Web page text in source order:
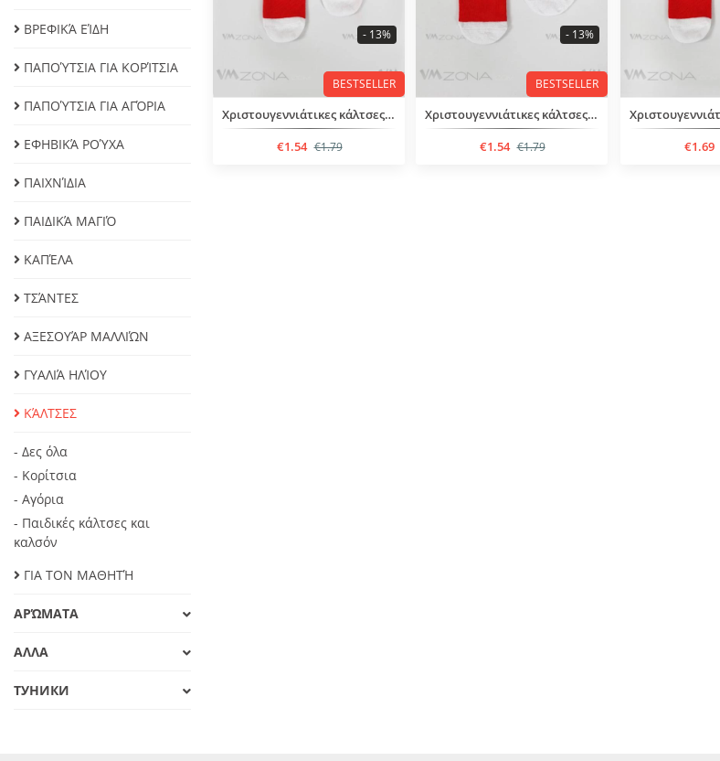
ΒΡΕΦΙΚΆ ΕΊΔΗ
ΠΑΠΟΎΤΣΙΑ ΓΙΑ ΚΟΡΊΤΣΙΑ
ΠΑΠΟΎΤΣΙΑ ΓΙΑ ΑΓΌΡΙΑ
ΕΦΗΒΙΚΆ ΡΟΎΧΑ
ΠΑΙΧΝΊΔΙΑ
ΠΑΙΔΙΚΆ ΜΑΓΙΌ
ΚΑΠΈΛΑ
ΤΣΆΝΤΕΣ
ΑΞΕΣΟΥΆΡ ΜΑΛΛΙΏΝ
ΓΥΑΛΙΆ ΗΛΊΟΥ
ΚΆΛΤΣΕΣ
- Δες όλα
- Κορίτσια
- Αγόρια
- Παιδικές κάλτσες και
καλσόν
ΓΙΑ ΤΟΝ ΜΑΘΗΤΉ
ΑΡΏΜΑΤΑ
ΑΛΛΑ
ТУНИКИ
BESTSELLER
Χριστουγεννιάτικες κάλτσες για παιδιά 4-5 έτους
€1.54 €1.79
- 13%
BESTSELLER
Χριστουγεννιάτικες κάλτσες για παιδιά 4-5 έτους
€1.54 €1.79
- 13%
€1.69